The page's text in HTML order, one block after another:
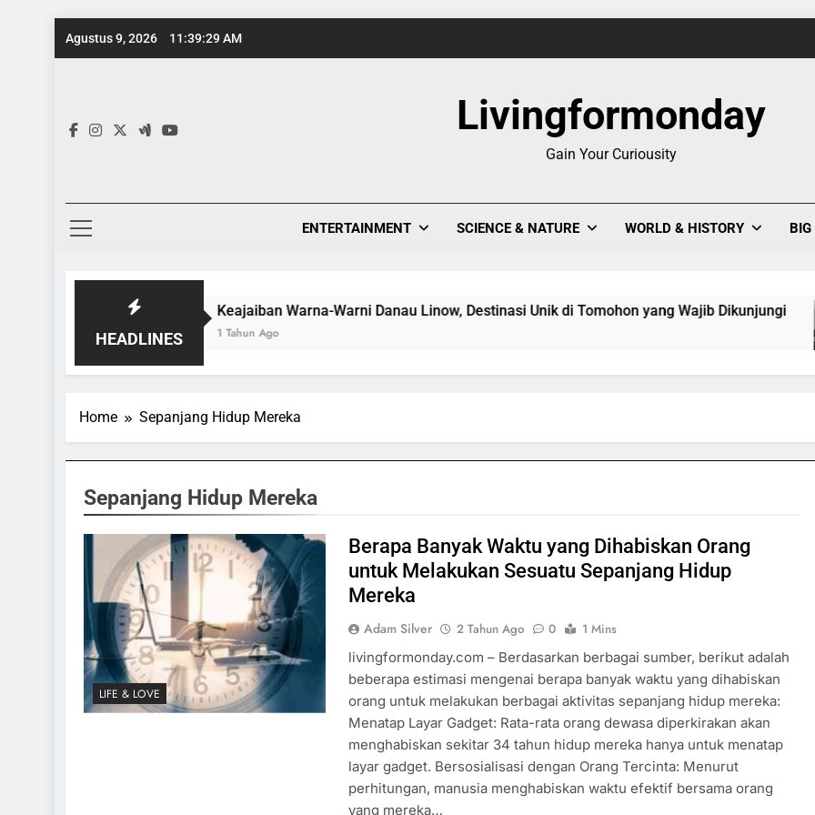
Agustus 9, 2026 11:39:30 AM
Evolusi Seni Pixel,
Keajaiban Warna-Warni Danau Linow, Destinasi
Livingformonday
Gain Your Curiousity
ENTERTAINMENT SCIENCE & NATURE WORLD & HISTORY BIG
HEADLINES
Keajaiban Warna-Warni Danau Linow, Destinasi Unik di Tomohon yang Wajib Dikunjungi
1 Tahun Ago
Home Sepanjang Hidup Mereka
Sepanjang Hidup Mereka
LIFE & LOVE
Berapa Banyak Waktu yang Dihabiskan Orang
untuk Melakukan Sesuatu Sepanjang Hidup
Mereka
Adam Silver 2 Tahun Ago 0
1 Mins
livingformonday.com – Berdasarkan berbagai sumber, berikut adalah
beberapa estimasi mengenai berapa banyak waktu yang dihabiskan
orang untuk melakukan berbagai aktivitas sepanjang hidup mereka:
Menatap Layar Gadget: Rata-rata orang dewasa diperkirakan akan
menghabiskan sekitar 34 tahun hidup mereka hanya untuk menatap
layar gadget. Bersosialisasi dengan Orang Tercinta: Menurut
perhitungan, manusia menghabiskan waktu efektif bersama orang
yang mereka…
SPORTS & GAMES SPORTS & GAMES